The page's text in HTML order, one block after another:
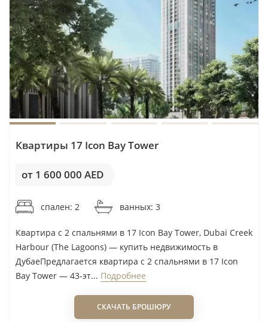
Квартиры Palace Residence Dubai Creek
Harbour— от 1 100 000 AED
Готовый комплекс для покупателя, которому
важнее понятный рынок после передачи
объекта, чем ожидание строительства. Перед
переговорами полезно сопоставить цену
предложения с реальными сделками DLD по
аналогичным готовым квартирам.
Creek Harbour— от 1 230 000 AED
Бренд Palace сам по себе не должен быть
причиной переплаты: необходимо отдельно
оценить график платежей, дату передачи
объекта и цену аналогичных готовых
резиденций.
Квартиры Oria at Dubai Creek Harbour
Квартиры 17 Icon Bay Tower
от 1 600 000 AED
спален: 2 ванных: 3
Квартира с 2 спальнями в 17 Icon Bay Tower, Dubai Creek
Harbour (The Lagoons) — купить недвижимость в
ДубаеПредлагается квартира с 2 спальнями в 17 Icon
Bay Tower — 43-эт... Подробнее
СКАЧАТЬ БРОШЮРУ